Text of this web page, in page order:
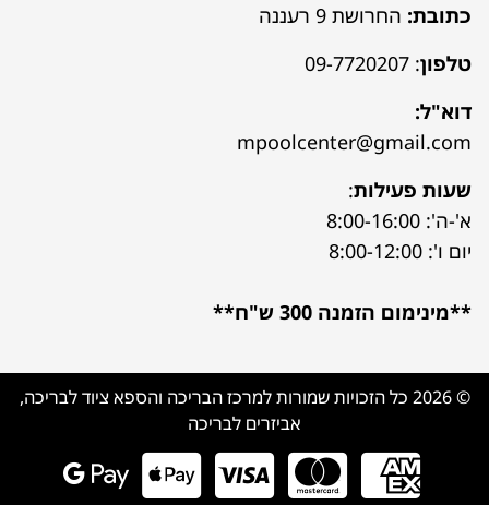
כתובת: החרושת 9 רעננה
טלפון:
09-7720207
דוא"ל:
mpoolcenter@gmail.com
שעות פעילות:
א'-ה': 8:00-16:00
יום ו': 8:00-12:00
**מינימום הזמנה 300 ש"ח**
© 2026 כל הזכויות שמורות למרכז הבריכה והספא ציוד לבריכה,
אביזרים לבריכה